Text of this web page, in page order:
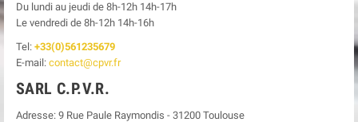
Du lundi au jeudi de 8h-12h 14h-17h
Le vendredi de 8h-12h 14h-16h
Tel: +33(0)561235679
E-mail: contact@cpvr.fr
SARL C.P.V.R.
Adresse: 9 Rue Paule Raymondis - 31200 Toulouse